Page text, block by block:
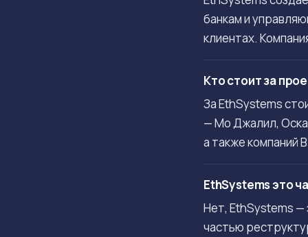
банкам и
клиентах.
Кто стоит за
За EthSystems
— Мо Джалил,
а также компаний
EthSystems это
Нет, EthSystems —
частью